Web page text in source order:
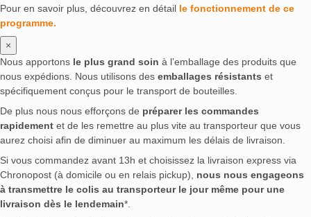
Glenfiddich(0) Glenglassaugh(0) Glengoyne
Glenrothes(0) Gold 999.9(0)
Gold of Mauritius(0) Gölles(0)
Gorbatschow Wodka(0) Gordon & MacPhail(0)
Gordon's(0) Goslings(0) Grace O' Malley(0)
Grands Domaines (0) Grant's(0) Grave Digger(0)
Gray Whale(0) Green Tree(0) Grey Goose(0)
Grüne Fee
Habitation Velier
Pour en savoir plus, découvrez en détail le fonctionnement de ce
programme.
×
Nous apportons le plus grand soin à l’emballage des produits que
nous expédions. Nous utilisons des emballages résistants et
spécifiquement conçus pour le transport de bouteilles.
De plus nous nous efforçons de préparer les commandes
rapidement et de les remettre au plus vite au transporteur que vous
aurez choisi afin de diminuer au maximum les délais de livraison.
Si vous commandez avant 13h et choisissez la livraison express via
Chronopost (à domicile ou en relais pickup), nous nous engageons
à transmettre le colis au transporteur le jour même pour une
livraison dès le lendemain*.